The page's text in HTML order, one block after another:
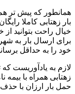
همانطور که پیش تر
بار زهتابی کاملا
خیال راحت بتوانید
برای ارسال بار به
خود را به حداقل
لازم به یادآوریست
زهتابی همراه با بیمه
حمل بار ارزان با